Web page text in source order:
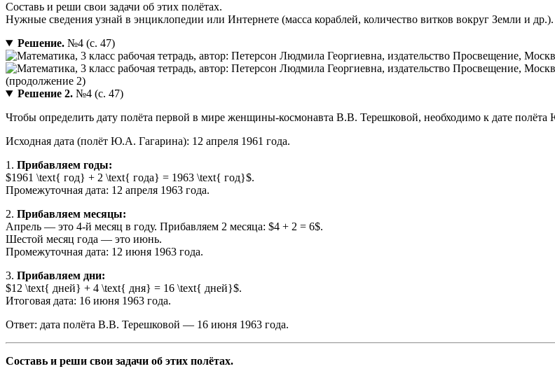
Составь и реши свои задачи об этих полётах.
Нужные сведения узнай в энциклопедии или Интернете (масса кораблей, количество витков вокруг Земли и др.).
Решение.№4 (с. 47)
Решение 2.№4 (с. 47)
Чтобы определить дату полёта первой в мире женщины-космонавта В.В. Терешковой, необходимо к дате
Исходная дата (полёт Ю.А. Гагарина): 12 апреля 1961 года.
1. Прибавляем годы:
$1961 \text{ год} + 2 \text{ года} = 1963 \text{ год}$.
Промежуточная дата: 12 апреля 1963 года.
2. Прибавляем месяцы:
Апрель — это 4-й месяц в году. Прибавляем 2 месяца: $4 + 2 = 6$.
Шестой месяц года — это июнь.
Промежуточная дата: 12 июня 1963 года.
3. Прибавляем дни:
$12 \text{ дней} + 4 \text{ дня} = 16 \text{ дней}$.
Итоговая дата: 16 июня 1963 года.
Ответ: дата полёта В.В. Терешковой — 16 июня 1963 года.
Составь и реши свои задачи об этих полётах.